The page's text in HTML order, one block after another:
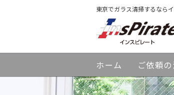
東京でガラス清掃するなら
ホーム ご依頼